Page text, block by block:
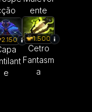
ente
2.150
e
1.500
Cetro
Fantasm
a